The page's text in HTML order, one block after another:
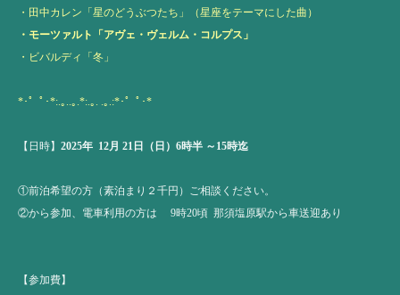
・田中カレン「星のどうぶつたち」（星座をテーマにした曲）
・モーツァルト「アヴェ・ヴェルム・コルプス」
・ビバルディ「冬」
*･゜ﾟ･*:.｡..｡.*:.｡. .｡.:*･゜ﾟ･*
【日時】 2025年 12月 21日（日）6時半 ～15時迄
①前泊希望の方（素泊まり２千円）ご相談ください。
②から参加、電車利用の方は 9時20頃 那須塩原駅から車送迎あり
【参加費】